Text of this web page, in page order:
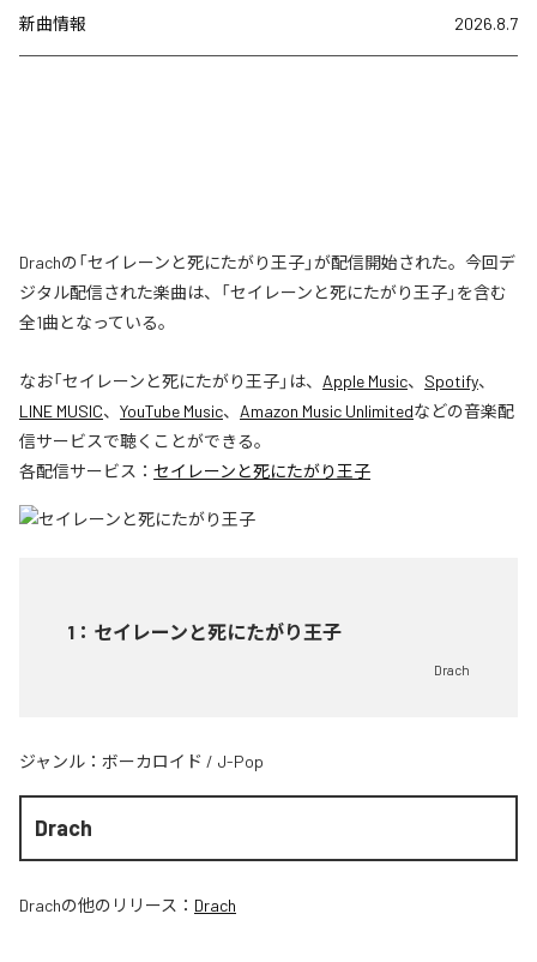
新曲情報 2026.8.7
Drachの「セイレーンと死にたがり王子」が配信開始された。今回デ
ジタル配信された楽曲は、「セイレーンと死にたがり王子」を含む
全1曲となっている。
なお「セイレーンと死にたがり王子」は、 Apple Music、 Spotify、
LINE MUSIC、 YouTube Music、 Amazon Music Unlimitedなどの音楽配
信サービスで聴くことができる。
各配信サービス： セイレーンと死にたがり王子
1 ： セイレーンと死にたがり王子
Drach
ジャンル： ボーカロイド / J-Pop
Drach
Drachの他のリリース： Drach